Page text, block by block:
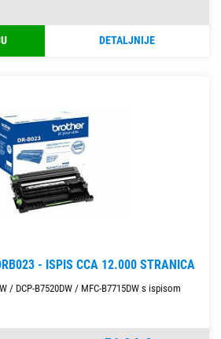
DETALJNIJE
- ISPIS CCA 12.000 STRANICA
/ DCP-B7520DW / MFC-B7715DW s ispisom